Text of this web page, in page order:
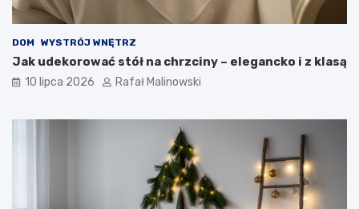
DOM WYSTRÓJ WNĘTRZ
Jak udekorować stół na chrzciny – elegancko i z klasą
10 lipca 2026 Rafał Malinowski